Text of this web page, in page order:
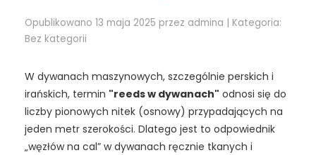
Opublikowano 13 maja 2025 przez admina | Kategoria:
Bez kategorii
W dywanach maszynowych, szczególnie perskich i
irańskich, termin "reeds w dywanach" odnosi się do
liczby pionowych nitek (osnowy) przypadających na
jeden metr szerokości. Dlatego jest to odpowiednik
„węzłów na cal” w dywanach ręcznie tkanych i